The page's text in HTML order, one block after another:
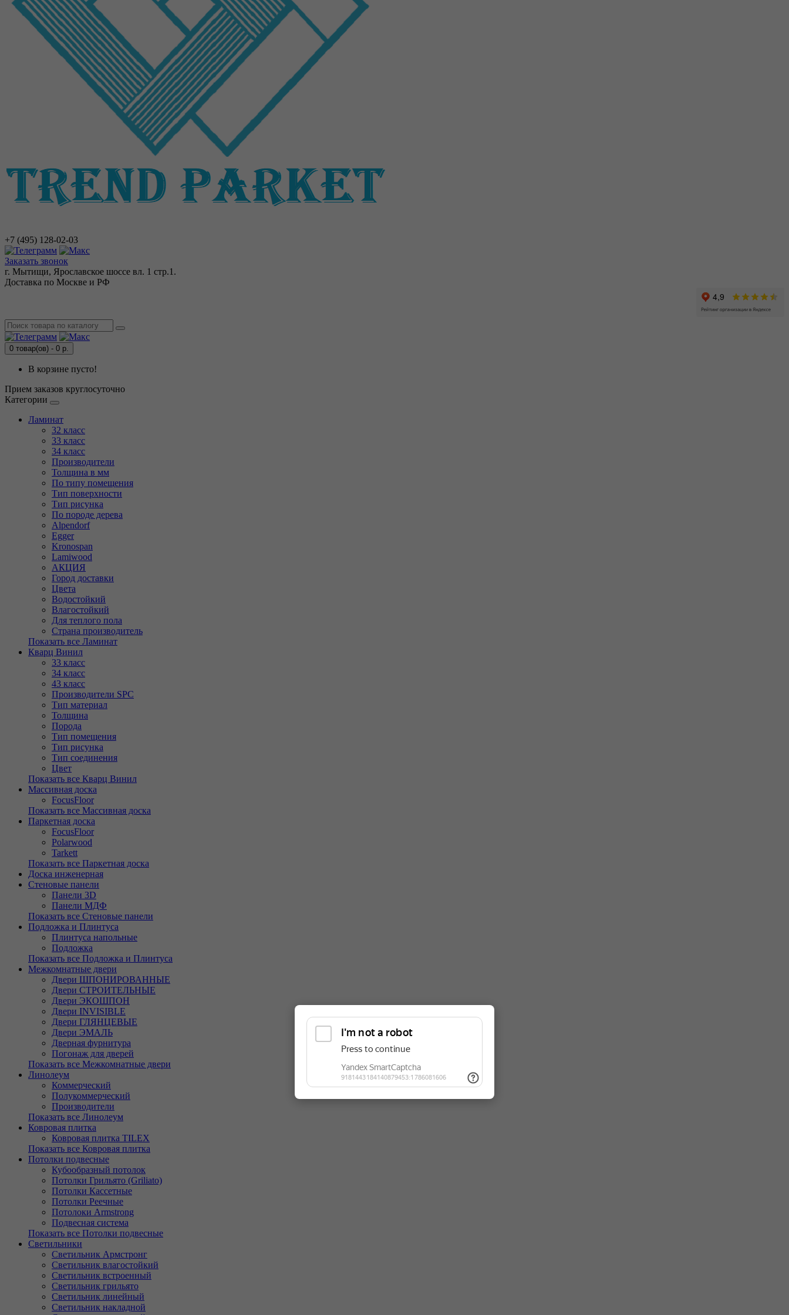
+7 (495) 128-02-03
Заказать звонок
г. Мытищи, Ярославское шоссе вл. 1 стр.1.
Доставка по Москве и РФ
0 товар(ов) - 0 р.
В корзине пусто!
Прием заказов круглосуточно
Категории
Ламинат
32 класс
33 класс
34 класс
Производители
Толщина в мм
По типу помещения
Тип поверхности
Тип рисунка
По породе дерева
Alpendorf
Egger
Kronospan
Lamiwood
АКЦИЯ
Город доставки
Цвета
Водостойкий
Влагостойкий
Для теплого пола
Страна производитель
Показать все Ламинат
Кварц Винил
33 класс
34 класс
43 класс
Производители SPC
Тип материал
Толщина
Порода
Тип помещения
Тип рисунка
Тип соединения
Цвет
Показать все Кварц Винил
Массивная доска
FocusFloor
Показать все Массивная доска
Паркетная доска
FocusFloor
Polarwood
Tarkett
Показать все Паркетная доска
Доска инженерная
Стеновые панели
Панели 3D
Панели МДФ
Показать все Стеновые панели
Подложка и Плинтуса
Плинтуса напольные
Подложка
Показать все Подложка и Плинтуса
Межкомнатные двери
Двери ШПОНИРОВАННЫЕ
Двери СТРОИТЕЛЬНЫЕ
Двери ЭКОШПОН
Двери INVISIBLE
Двери ГЛЯНЦЕВЫЕ
Двери ЭМАЛЬ
Дверная фурнитура
Погонаж для дверей
Показать все Межкомнатные двери
Линолеум
Коммерческий
Полукоммерческий
Производители
Показать все Линолеум
Ковровая плитка
Ковровая плитка TILEX
Показать все Ковровая плитка
Потолки подвесные
Кубообразный потолок
Потолки Грильято (Griliato)
Потолки Кассетные
Потолки Реечные
Потолоки Armstrong
Подвесная система
Показать все Потолки подвесные
Светильники
Светильник Армстронг
Светильник влагостойкий
Светильник встроенный
Светильник грильято
Светильник линейный
Светильник накладной